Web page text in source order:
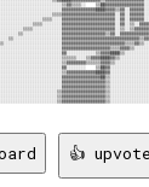
👍 upvote